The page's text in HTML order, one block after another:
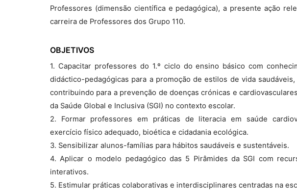
Professores (dimensão científica e pedagógica), a presente ação
carreira de Professores dos Grupo 110.
OBJETIVOS
1. Capacitar professores do 1.º ciclo do ensino básico com
didáctico-pedagógicas para a promoção de estilos de vida
contribuindo para a prevenção de doenças crónicas e
da Saúde Global e Inclusiva (SGI) no contexto escolar.
2. Formar professores em práticas de literacia em saúde
exercício físico adequado, bioética e cidadania ecológica.
3. Sensibilizar alunos-famílias para hábitos saudáveis e sustentáveis.
4. Aplicar o modelo pedagógico das 5 Pirâmides da SGI com
interativos.
5. Estimular práticas colaborativas e interdisciplinares centradas na